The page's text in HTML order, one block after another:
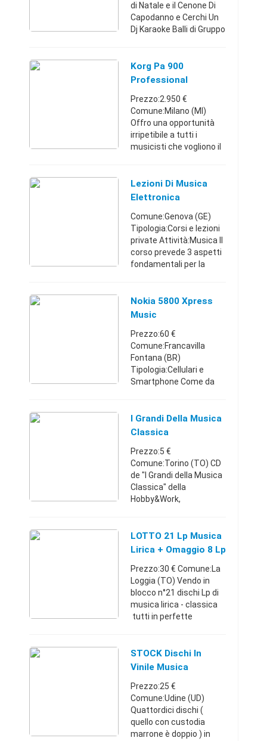
di Natale e il Cenone Di
Capodanno e Cerchi Un
Dj Karaoke Balli di Gruppo
Mio Impianto Acustico
Composto da 2 ...
Korg Pa 900
Professional
Arranger Set Music
Live
Prezzo:2.950 €
Comune:Milano (MI)
Offro una opportunità
irripetibile a tutti i
musicisti che vogliono il
quant'altro.
PROFESSIONWORKSTAT
Lezioni Di Musica
Elettronica
Comune:Genova (GE)
Tipologia:Corsi e lezioni
private Attività:Musica Il
corso prevede 3 aspetti
fondamentali per la
nel mio caso Ableton
Live *Conoscenza ...
Nokia 5800 Xpress
Music
Prezzo:60 €
Comune:Francavilla
Fontana (BR)
Tipologia:Cellulari e
Smartphone Come da
condizioni funzionante
completo di scatola e
I Grandi Della Musica
Classica
Prezzo:5 €
Comune:Torino (TO) CD
de "I Grandi della Musica
Classica" della
Hobby&Work,
vol.III;Stravinskij
vol.III;Schubert vol III; Le
LOTTO 21 Lp Musica
Lirica + Omaggio 8 Lp
Vari
Prezzo:30 € Comune:La
Loggia (TO) Vendo in
blocco n°21 dischi Lp di
musica lirica - classica
tutti in perfette
dischi . In più in omaggio
n°8 Lp di c ...
STOCK Dischi In
Vinile Musica
Classica
Prezzo:25 €
Comune:Udine (UD)
Quattordici dischi (
quello con custodia
marrone è doppio ) in